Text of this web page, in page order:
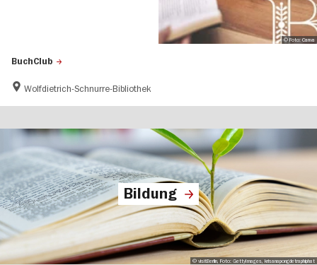
BuchClub
Wolfdietrich-Schnurre-Bibliothek
© Foto: Canva
Bildung
© visitBerlin, Foto: GettyImages, krisanapongdetraphiphat